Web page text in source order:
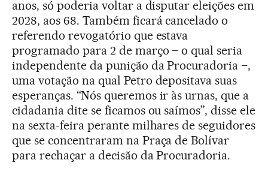
anos, só poderia voltar a disputar eleições em
2028, aos 68. Também ficará cancelado o
referendo revogatório que estava
programado para 2 de março – o qual seria
independente da punição da Procuradoria –,
uma votação na qual Petro depositava suas
esperanças. “Nós queremos ir às urnas, que a
cidadania dite se ficamos ou saímos”, disse ele
na sexta-feira perante milhares de seguidores
que se concentraram na Praça de Bolívar
para rechaçar a decisão da Procuradoria.